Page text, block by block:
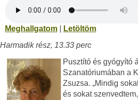
Meghallgatom
Letöltöm
Harmadik rész, 13.33 perc
Pusztító és gyógyító
Szanatóriumában a
Zsuzsa. „Mindig
és sokat